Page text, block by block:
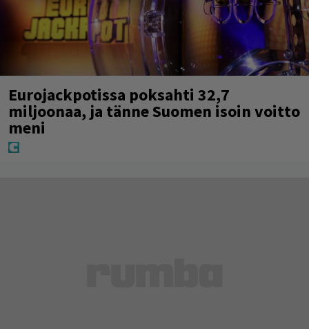
Eurojackpotissa poksahti 32,7
miljoonaa, ja tänne Suomen isoin voitto
meni